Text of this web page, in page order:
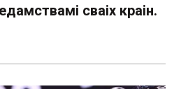
сваіх краін.